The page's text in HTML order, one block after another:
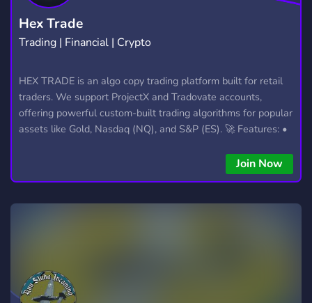
Hex Trade
Trading | Financial | Crypto
HEX TRADE is an algo copy trading platform built for retail
traders. We support ProjectX and Tradovate accounts,
offering powerful custom-built trading algorithms for popular
assets like Gold, Nasdaq (NQ), and S&P (ES). 🚀 Features: •
copying • Futures, Forex, and Crypto strategies • Compatible
with major brokers Whether you're a beginner or
Join Now